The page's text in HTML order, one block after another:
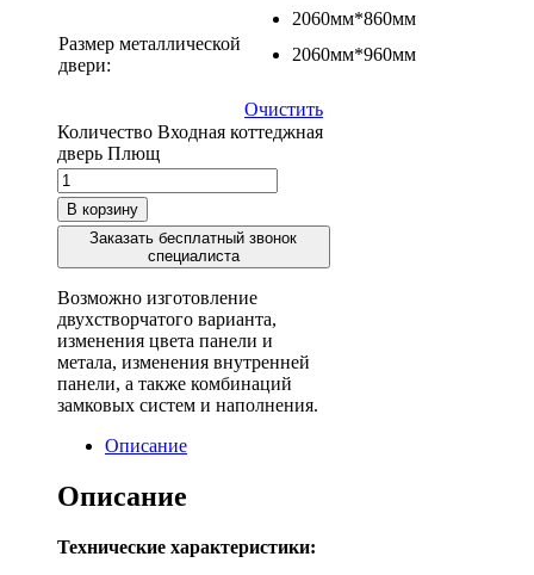
Размер металлической
двери:
2060мм*860мм
2060мм*960мм
Очистить
Количество Входная коттеджная
дверь Плющ
В корзину
Заказать бесплатный звонок
специалиста
Возможно изготовление
двухстворчатого варианта,
изменения цвета панели и
метала, изменения внутренней
панели, а также комбинаций
замковых систем и наполнения.
Описание
Описание
Технические характеристики: